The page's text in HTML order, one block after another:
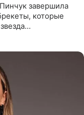
завершила
которые